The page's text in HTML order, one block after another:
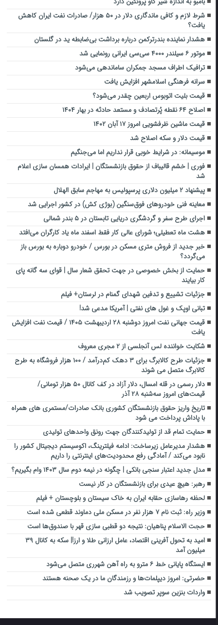
شرط لازم و کافی ماندگاری دلار در ۵۰ هزار/ صادرات نفت ایران کاهش
یافت؟
هشدار نماینده بندرترکمن درباره برداشت بی‌ضابطه ید در گلستان
موتور ۶ سیلندر ۴۰۰۰ سی‌سی ایرانی رونمایی شد
ترافیک اطراف مسجد جمکران ساماندهی می‌شود
سرانه فرهنگی اسلامشهر افزایش یافت
قیمت بلیت اتوبوس اربعین چقدر می‌شود؟
اصلاح ۶۴ نقطه پُرتصادف و مستعد حادثه در بهار ۱۴۰۴
قیمت ماشین ظرفشویی امروز ۱۷ آبان ۱۴۰۲
قیمت دلار و سکه اصلاح شد
موسیمانه: در شرایط خوبی قرار نداریم اما می‌جنگیم
فوری | خشم قالیباف از حقوق بازنشستگان | ایرادات همسان سازی اعلام
شد
پیشنهاد ۲ میلیون دلاری پرسپولیس به مهاجم سابق الهلال
معاینه فنی خودروهای فوق‌سنگین (بوژی کش) در کشور اجرایی شد
اجرای طرح سفر و گردشگری دریایی تابستان در ۵ بندر شمالی
هشت ماه تعطیلی؛ شورای عالی کار فقط اسفند ماه یاد کارگران می‌افتد
خبر جدید از فروش متری مسکن در بورس / خودرو دوباره به بورس باز
می‌گردد؟
حمایت از بخش خصوصی در جهت تحقق شعار سال | قوای سه گانه پای
کار بیایند
جزئیات تشییع و تدفین شهدای گمنام در لرستان+ فیلم
تبانی اوپک و غول های نفتی | آمریکا مدعی شد!
قیمت جهانی نفت امروز دوشنبه ۲۸ اردیبهشت ۱۴۰۵ / قیمت نفت افزایش
یافت
شکایت خواننده لس آنجلسی از ۲ مجری معروف
جزئیات طرح کالابرگ برای ۳ دهک کم‌درآمد / ۱۰۰ هزار فروشگاه به طرح
کالابرگ متصل می شوند
دلار رسمی در قله امسال، دلار آزاد در کف کانال ۵۰ هزار تومانی/
قیمت‌های امروز سه‌شنبه ۲۸ آذر
تاریخ واریز حقوق بازنشستگان کشوری بانک صادرات/مستمری های همراه
با پاداش پرداخت می شود
حمایت تمام قد از تولیدکنندگان جهت رونق واحد‌های تولیدی
هشدار مدیرعامل زیرساخت: ادامه فیلترینگ، اکوسیستم دیجیتال کشور را
نابود می‌کند / آمادگی رفع محدودیت‌های اینترنتی را داریم
مدل جدید اعتبار سنجی بانکی | چگونه در نیمه دوم سال ۱۴۰۳ وام بگیریم؟
رهبر: هیچ عیدی برای بازنشستگان در کار نیست
لحظه رهاسازی حقابه ایران به خاک سیستان و بلوچستان + فیلم
وزیر راه: ثبت نام ۷ هزار نفر در مسکن ملی دماوند قطعی شده است
حجت الاسلام پناهیان: نتیجه دو قطبی سازی قهر با صندوق‌ها است
امید به تحول آفرینی اقتصاد، عامل ارزانی طلا و ارز!| سکه به کانال ۳۹
میلیون آمد
ایستگاه پایانی خط ۶ مترو به راه آهن شهرری متصل می‌شود
حضرتی: امروز دیپلمات‌ها و رزمندگان ما در یک صحنه هستند
واردات بنزین سوپر تصویب شد